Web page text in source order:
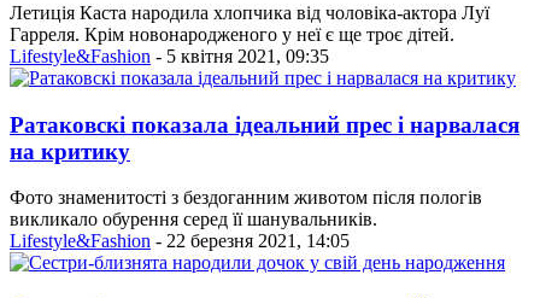
Летиція Каста народила хлопчика від чоловіка-актора Луї
Гарреля. Крім новонародженого у неї є ще троє дітей.
Lifestyle&Fashion - 5 квітня 2021, 09:35
Ратаковскі показала ідеальний прес і нарвалася
на критику
Фото знаменитості з бездоганним животом після пологів
викликало обурення серед її шанувальників.
Lifestyle&Fashion - 22 березня 2021, 14:05